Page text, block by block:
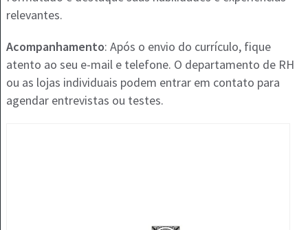
relevantes.
Acompanhamento: Após o envio do currículo, fique
atento ao seu e-mail e telefone. O departamento de RH
ou as lojas individuais podem entrar em contato para
agendar entrevistas ou testes.